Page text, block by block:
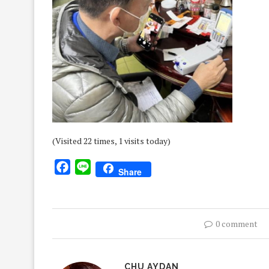
(Visited 22 times, 1 visits today)
Facebook
Line Share
0 comment
CHU AYDAN